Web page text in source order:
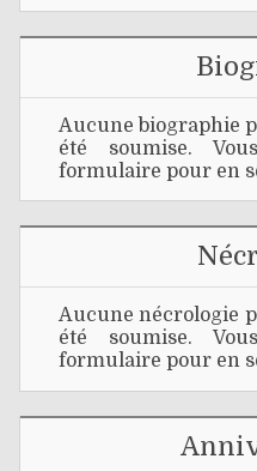
Aucune biographie
été soumise.
formulaire pour en
Aucune nécrologie
été soumise.
formulaire pour en